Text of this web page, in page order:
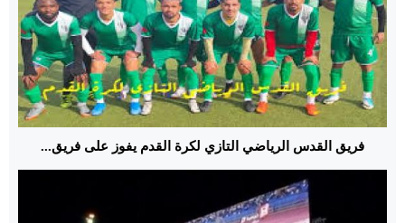
فريق القدس الرياضي التازي لكرة القدم يفوز على فريق...